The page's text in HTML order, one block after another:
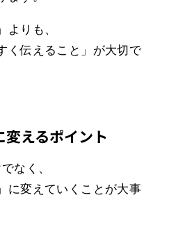
よりも、
く伝えること」が大切で
えるポイント
なく、
に変えていくことが大事